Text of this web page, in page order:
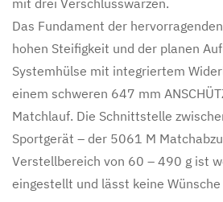
mit drei Verschlusswarzen.
Das Fundament der
hohen Steifigkeit und der planen
Systemhülse mit integriertem
einem schweren 647 mm
Matchlauf. Die Schnittstelle
Sportgerät – der 5061 M
Verstellbereich von 60 – 490 g ist
eingestellt und lässt keine